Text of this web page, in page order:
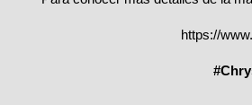
https://